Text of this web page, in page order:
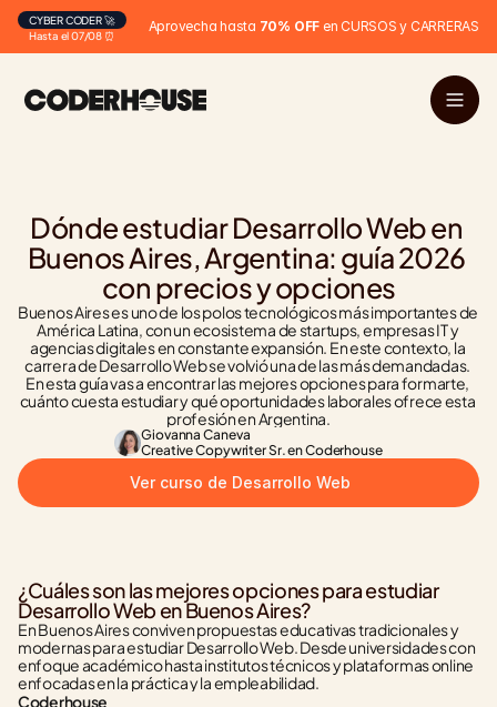
Hasta el 07/08 ⏰
CYBER CODER 🚀 Aprovecha hasta 70% OFF en CURSOS y CARRERAS
Dónde estudiar Desarrollo Web en
Buenos Aires, Argentina: guía 2026
con precios y opciones
Buenos Aires es uno de los polos tecnológicos más importantes de
América Latina, con un ecosistema de startups, empresas IT y
agencias digitales en constante expansión. En este contexto, la
carrera de Desarrollo Web se volvió una de las más demandadas.
En esta guía vas a encontrar las mejores opciones para formarte,
cuánto cuesta estudiar y qué oportunidades laborales ofrece esta
profesión en Argentina.
Giovanna Caneva
Creative Copywriter Sr. en Coderhouse
Ver curso de Desarrollo Web
¿Cuáles son las mejores opciones para estudiar
Desarrollo Web en Buenos Aires?
En Buenos Aires conviven propuestas educativas tradicionales y
modernas para estudiar Desarrollo Web. Desde universidades con
enfoque académico hasta institutos técnicos y plataformas online
enfocadas en la práctica y la empleabilidad.
Coderhouse